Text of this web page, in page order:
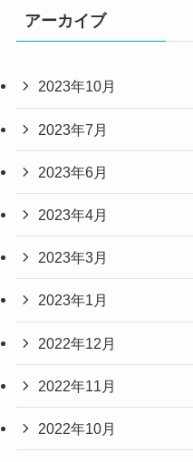
アーカイブ
2023年10月
2023年7月
2023年6月
2023年4月
2023年3月
2023年1月
2022年12月
2022年11月
2022年10月